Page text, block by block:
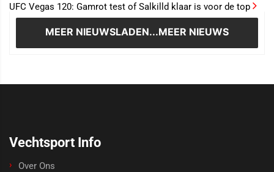
UFC Vegas 120: Gamrot test of Salkilld klaar is voor de top
MEER NIEUWSLADEN...MEER NIEUWS
Vechtsport Info
Over Ons